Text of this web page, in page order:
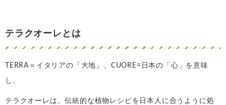
テラクオーレとは
TERRA＝イタリアの「大地」、CUORE=日本の「心」を意味
し、
テラクオーレは、伝統的な植物レシピを日本人に合うように処